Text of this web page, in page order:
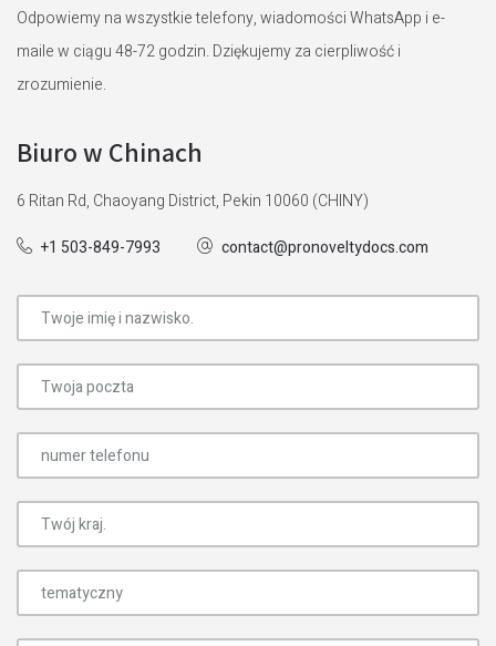
Odpowiemy na wszystkie telefony, wiadomości WhatsApp i e-
maile w ciągu 48-72 godzin. Dziękujemy za cierpliwość i
zrozumienie.
Biuro w Chinach
6 Ritan Rd, Chaoyang District, Pekin 10060 (CHINY)
+1 503-849-7993
contact@pronoveltydocs.com